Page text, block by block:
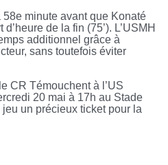
minute avant que Konaté
de la fin (75’). L’USMH
additionnel grâce à
sans toutefois éviter
CR Témouchent à l’US
20 mai à 17h au Stade
un précieux ticket pour la